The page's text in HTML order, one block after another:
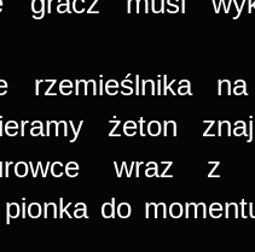
rzemieślnika
żeton
wraz z
do